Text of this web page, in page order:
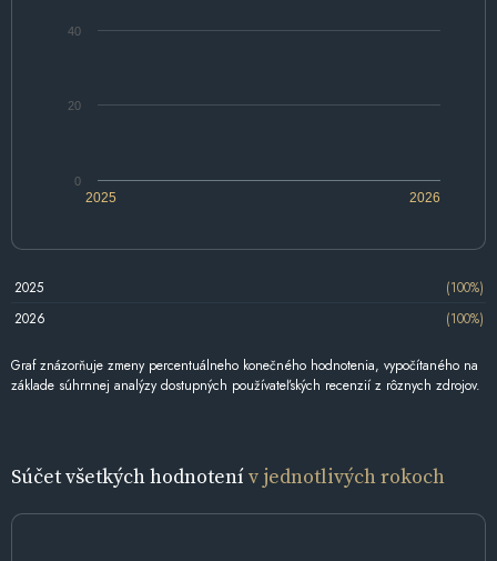
2025 2026
0
20
40
2025
(100%)
2026
(100%)
Graf znázorňuje zmeny percentuálneho konečného hodnotenia, vypočítaného na
základe súhrnnej analýzy dostupných používateľských recenzií z rôznych zdrojov.
Súčet všetkých hodnotenív jednotlivých rokoch